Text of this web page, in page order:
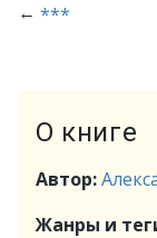
← ***
О книге
Автор:
Жанры и